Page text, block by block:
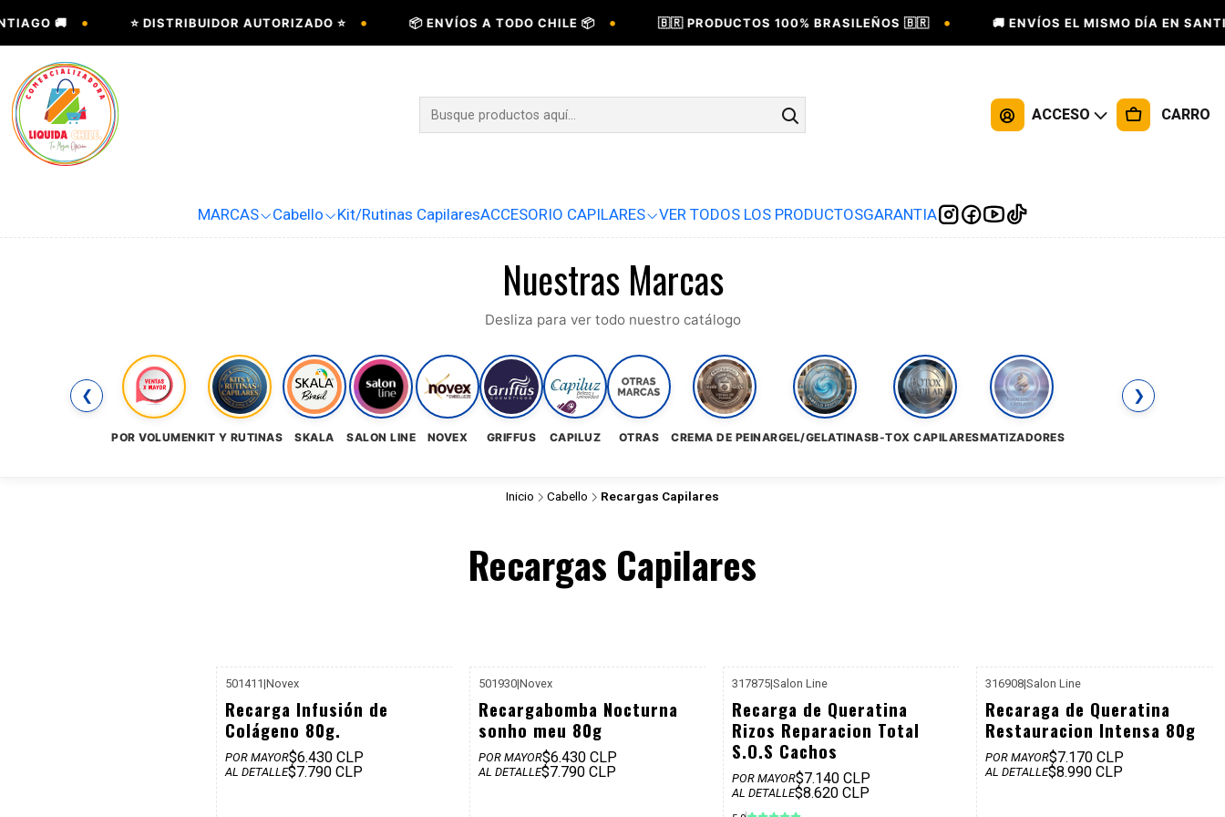
🚚 • ⭐ DISTRIBUIDOR AUTORIZADO ⭐ • 📦 ENVÍOS A TODO CHILE 📦 • 🇧🇷 PRODUCTOS 100% BRASILEÑOS 🇧🇷 • 🚚 ENVÍOS EL MISMO DÍA EN
ACCESO CARRO
MARCAS Cabello Kit/Rutinas CapilaresACCESORIO CAPILARES VER TODOS LOS PRODUCTOSGARANTIA
Nuestras Marcas
Desliza para ver todo nuestro catálogo
POR VOLUMENKIT Y RUTINAS SKALA SALON LINE NOVEX GRIFFUS CAPILUZ OTRAS CREMA DE PEINARGEL/GELATINASB-TOX CAPILARESMATIZADORES
❮ ❯
Inicio Cabello Recargas Capilares
Recargas Capilares
501411|Novex
Recarga Infusión de
Colágeno 80g.
POR MAYOR$6.430 CLP
AL DETALLE$7.790 CLP
501930|Novex
Recargabomba Nocturna
sonho meu 80g
POR MAYOR$6.430 CLP
AL DETALLE$7.790 CLP
317875|Salon Line
Recarga de Queratina
Rizos Reparacion Total
S.O.S Cachos
POR MAYOR$7.140 CLP
AL DETALLE$8.620 CLP
316908|Salon Line
Recaraga de Queratina
Restauracion Intensa 80g
POR MAYOR$7.170 CLP
AL DETALLE$8.990 CLP